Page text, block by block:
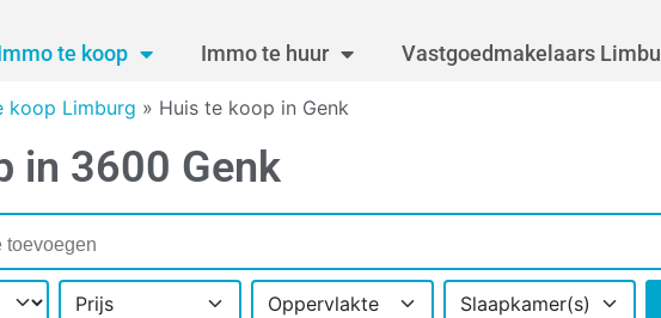
te koop Immo te huur Vastgoedmakelaars
koop Limburg » Huis te koop in Genk
in 3600 Genk
Prijs Oppervlakte Slaapkamer(s)